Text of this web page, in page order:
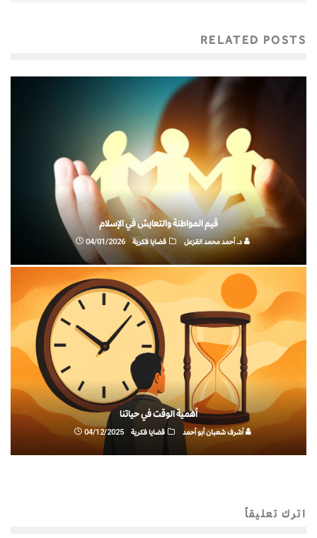
RELATED POSTS
قيم المواطنة والتعايش في الإسلام
د. أحمد محمد القزعل قضايا فكرية 04/01/2026
أهمية الوقت في حياتنا
أشرف شعبان أبو أحمد قضايا فكرية 04/12/2025
اترك تعليقاً